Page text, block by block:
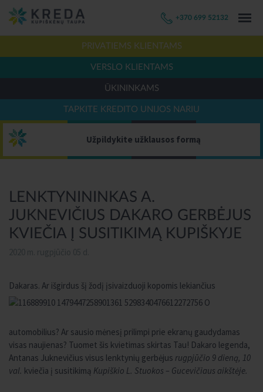
+370 699 52132
PRIVATIEMS KLIENTAMS
VERSLO KLIENTAMS
ŪKININKAMS
TAPKITE KREDITO UNIJOS NARIU
Užpildykite užklausos formą
LENKTYNININKAS A.
JUKNEVIČIUS DAKARO GERBĖJUS
KVIEČIA Į SUSITIKIMĄ KUPIŠKYJE
Dakaras. Ar išgirdus šį žodį įsivaizduoji kopomis lekiančius
automobilius? Ar sausio mėnesį prilimpi prie ekranų gaudydamas
visas naujienas? Tuomet šis kvietimas skirtas Tau! Dakaro legenda,
Antanas Juknevičius visus lenktynių gerbėjus rugpjūčio 9 dieną, 10
val. kviečia į susitikimą Kupiškio L. Stuokos – Gucevičiaus aikštėje.